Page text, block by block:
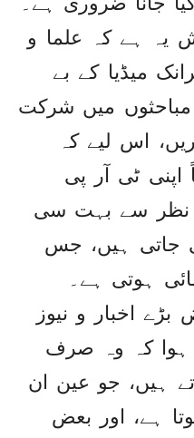
یہ ہے کہ علما و
میڈیا کے بے
میں شرکت
اس لیے کہ
ٹی آر پی
نظر سے بہت سی
جاتی ہیں، جس
ہوتی ہے۔
اخبار و نیوز
ہوا کہ وہ صرف
ہیں، جو عین ان
ہے، اور بعض